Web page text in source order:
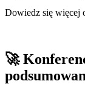
Dowiedz się więcej
🚀